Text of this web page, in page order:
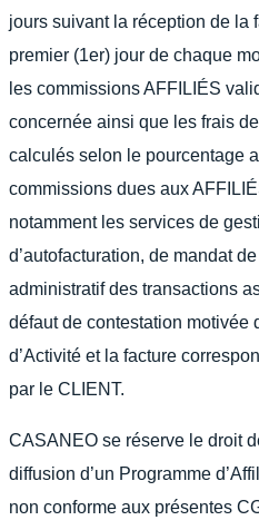
jours suivant la réception de la
premier (1er) jour de chaque
les commissions AFFILIÉS
concernée ainsi que les frais
calculés selon le pourcentage
commissions dues aux
notamment les services de
d’autofacturation, de mandat
administratif des transactions
défaut de contestation motivée
d’Activité et la facture
par le CLIENT.
CASANEO se réserve le droit
diffusion d’un Programme
non conforme aux présentes